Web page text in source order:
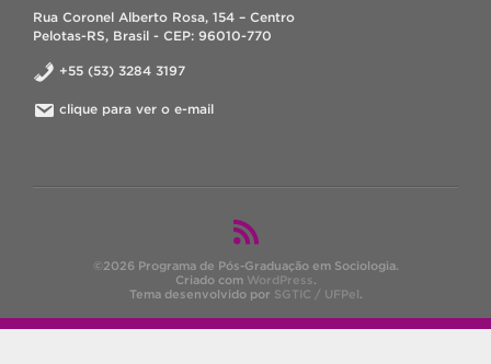
Rua Coronel Alberto Rosa, 154 – Centro
Pelotas-RS, Brasil - CEP: 96010-770
+55 (53) 3284 3197
clique para ver o e-mail
©2026 Programa de Pós-Graduação em Sociologia.
Criado com WordPress.
Tema desenvolvido por SGTIC / UFPel.